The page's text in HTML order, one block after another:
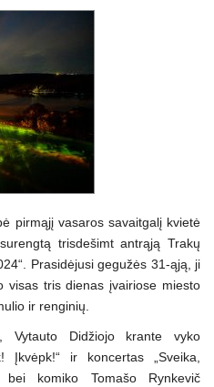
pirmąjį vasaros savaitgalį kvietė
trisdešimt antrąją Trakų
Prasidėjusi gegužės 31-ąją, ji
visas tris dienas įvairiose miesto
ir renginių.
Vytauto Didžiojo krante vyko
Įkvėpk!“ ir koncertas „Sveika,
bei komiko Tomašo Rynkevič